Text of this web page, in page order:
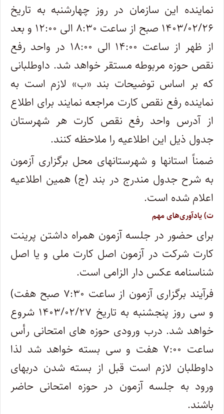
نماینده این سازمان در روز چهارشنبه به تاریخ
۱۴۰۳/۰۲/۲۶ صبح از ساعت ۸:۳۰ الی ۱۲:۰۰ و بعد
از ظهر از ساعت ۱۴:۰۰ الی ۱۸:۰۰ در واحد رفع
نقص حوزه مربوطه مستقر خواهد شد. داوطلبانی
که بر اساس توضیحات بند «ب» لازم است به
نماینده رفع نقص کارت مراجعه نمایند برای اطلاع
از آدرس واحد رفع نقص کارت هر شهرستان
جدول ذیل این اطلاعیه را ملاحظه کنند.
ضمناً استانها و شهرستانهای محل برگزاری آزمون
به شرح جدول مندرج در بند (ج) همین اطلاعیه
اعلام شده است.
ت) یادآوری‌های مهم
برای حضور در جلسه آزمون همراه داشتن پرینت
کارت شرکت در آزمون اصل کارت ملی و یا اصل
شناسنامه عکس دار الزامی است.
فرآیند برگزاری آزمون از ساعت ۷:۳۰ صبح هفت)
و سی روز پنجشنبه به تاریخ ۱۴۰۳/۰۲/۲۷ شروع
خواهد شد. درب ورودی حوزه های امتحانی رأس
ساعت ۷:۰۰ هفت و سی بسته خواهد شد لذا
داوطلبان لازم است قبل از بسته شدن دربهای
ورود به جلسه آزمون در حوزه امتحانی حاضر
باشند.